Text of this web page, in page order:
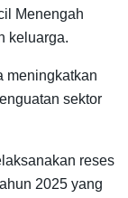
Menengah
keluarga.
meningkatkan
sektor
reses
2025 yang